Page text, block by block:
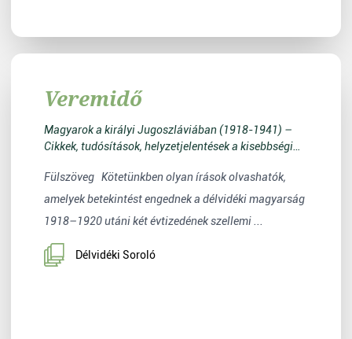
Veremidő
Magyarok a királyi Jugoszláviában (1918-1941) –
Cikkek, tudósítások, helyzetjelentések a kisebbségi
Fülszöveg Kötetünkben olyan írások olvashatók,
amelyek betekintést engednek a délvidéki magyarság
1918–1920 utáni két évtizedének szellemi ...
Délvidéki Soroló